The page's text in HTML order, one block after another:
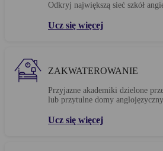
Odkryj największą sieć szkół
Ucz się więcej
ZAKWATEROWANIE
Przyjazne akademiki dzielone
lub przytulne domy
Ucz się więcej